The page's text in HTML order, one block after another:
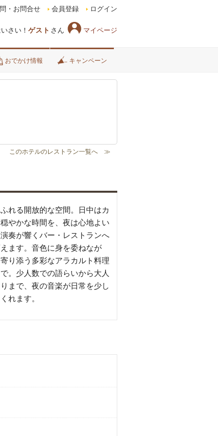
さい！ ゲスト さん マイページ
・お問合せ 会員登録 ログイン
おでかけ情報 キャンペーン
れる開放的な空間。日中はカ
やかな時間を、夜は心地よい
奏が響くバー・レストランへ
ます。音色に身を委ねなが
り添う多彩なアラカルト料理
。少人数での語らいから大人
まで、夜の音楽が日常を少し
れます。